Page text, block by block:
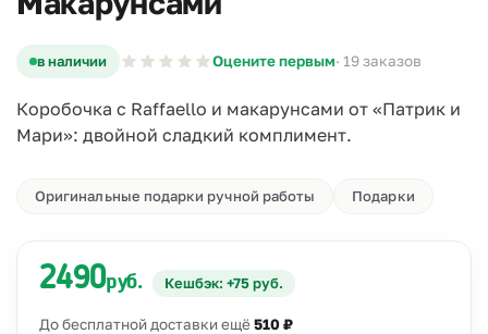
в наличии Оцените первым· 19 заказов
Коробочка с Raffaello и макарунсами от «Патрик и
Мари»: двойной сладкий комплимент.
Оригинальные подарки ручной работы Подарки
2490руб. Кешбэк: +75 руб.
До бесплатной доставки ещё510 ₽